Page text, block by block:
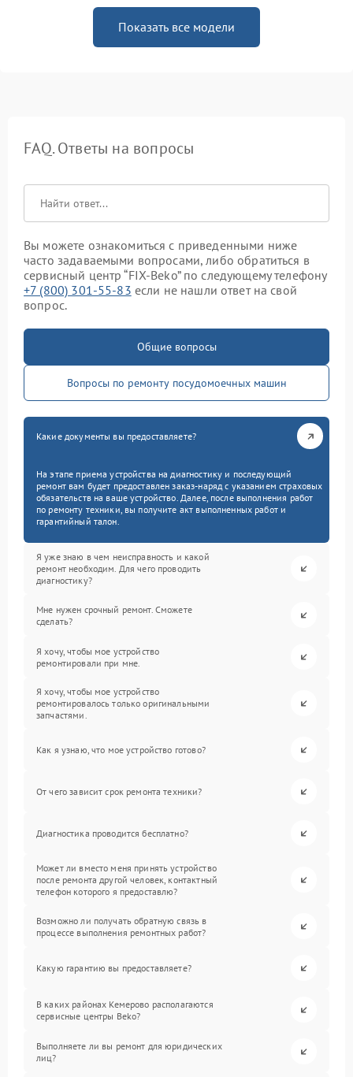
Показать все модели
FAQ. Ответы на вопросы
Вы можете ознакомиться с приведенными ниже
часто задаваемыми вопросами, либо обратиться в
сервисный центр “FIX-Beko” по следующему телефону
+7 (800) 301-55-83 если не нашли ответ на свой
вопрос.
Общие вопросы
Вопросы по ремонту посудомоечных машин
Какие документы вы предоставляете?
На этапе приема устройства на диагностику и последующий
ремонт вам будет предоставлен заказ-наряд с указанием страховых
обязательств на ваше устройство. Далее, после выполнения работ
по ремонту техники, вы получите акт выполненных работ и
гарантийный талон.
Я уже знаю в чем неисправность и какой
ремонт необходим. Для чего проводить
диагностику?
Мне нужен срочный ремонт. Сможете
сделать?
Я хочу, чтобы мое устройство
ремонтировали при мне.
Я хочу, чтобы мое устройство
ремонтировалось только оригинальными
запчастями.
Как я узнаю, что мое устройство готово?
От чего зависит срок ремонта техники?
Диагностика проводится бесплатно?
Может ли вместо меня принять устройство
после ремонта другой человек, контактный
телефон которого я предоставлю?
Возможно ли получать обратную связь в
процессе выполнения ремонтных работ?
Какую гарантию вы предоставляете?
В каких районах Кемерово располагаются
сервисные центры Beko?
Выполняете ли вы ремонт для юридических
лиц?